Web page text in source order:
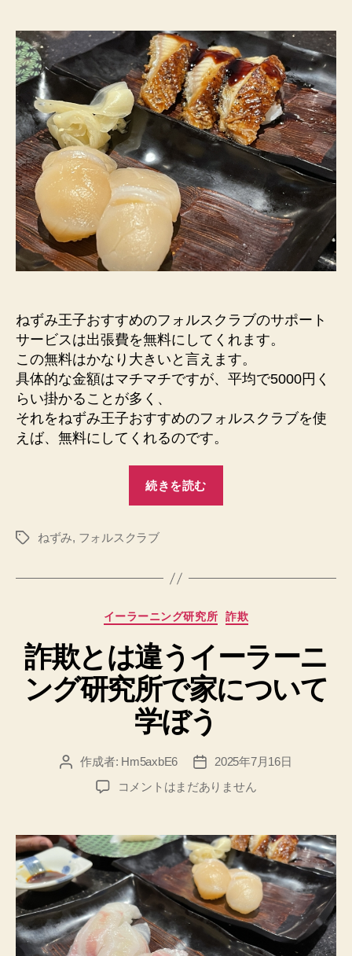
e
ラ
ー
ニ
ン
グ
究
所”
王
子
お
す
す
め
の
フ
ォ
ル
ス
ク
ラ
ブ
の
ー
ト
サ
ー
ビ
ス
は
出
へ
ねずみ王子おすすめのフォルスクラブのサポート
サービスは出張費を無料にしてくれます。
この無料はかなり大きいと言えます。
具体的な金額はマチマチですが、平均で5000円く
らい掛かることが多く、
それをねずみ王子おすすめのフォルスクラブを使
えば、無料にしてくれるのです。
続きを読む
お
す
フ
ラ
の
サ
ポ
ー
ト
サ
タ
ねずみ, フォルスクラブ
カ
ゴ
リ
ー
イーラーニング研究所 詐欺
詐欺とは違うイーラーニ
ング研究所で家について
学ぼう
投
作成者: Hm5axbE6
投
稿
日
2025年7月16日
詐
は
違
う
イ
ー
ラ
ー
コメントはまだありません